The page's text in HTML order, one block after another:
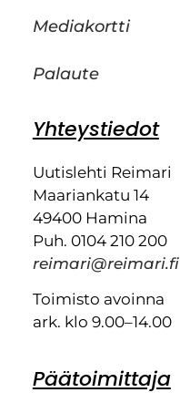
Mediakortti
Palaute
Yhteystiedot
Uutislehti Reimari
Maariankatu 14
49400 Hamina
Puh. 0104 210 200
reimari@reimari.fi
Toimisto avoinna
ark. klo 9.00–14.00
Päätoimittaja